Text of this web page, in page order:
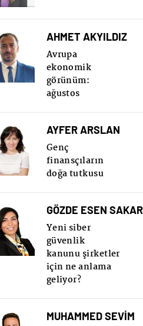
AHMET AKYILDIZ
Avrupa
ekonomik
görünüm:
ağustos
AYFER ARSLAN
Genç
finansçıların
doğa tutkusu
GÖZDE ESEN SAKAR
Yeni siber
güvenlik
kanunu şirketler
için ne anlama
geliyor?
MUHAMMED SEVİM